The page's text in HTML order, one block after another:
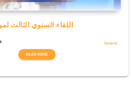
اللقاء السنوي الثالث
General
READ MORE